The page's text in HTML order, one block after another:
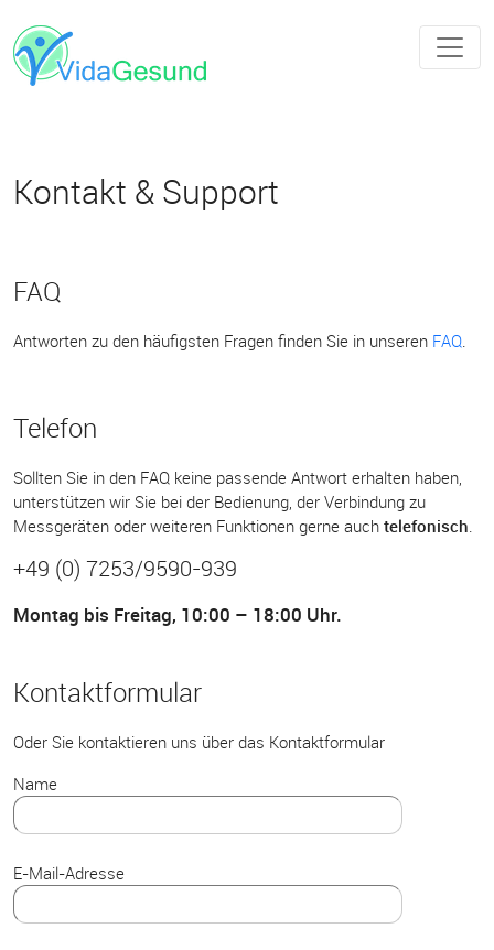
Kontakt & Support
FAQ
Antworten zu den häufigsten Fragen finden Sie in unseren FAQ.
Telefon
Sollten Sie in den FAQ keine passende Antwort erhalten haben,
unterstützen wir Sie bei der Bedienung, der Verbindung zu
Messgeräten oder weiteren Funktionen gerne auch telefonisch.
+49 (0) 7253/9590-939
Montag bis Freitag, 10:00 – 18:00 Uhr.
Kontaktformular
Oder Sie kontaktieren uns über das Kontaktformular
Name
E-Mail-Adresse